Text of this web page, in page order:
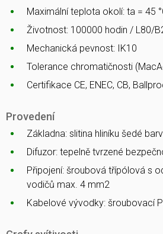
Maximální teplota okolí: ta = 45
Životnost: 100000 hodin / L80/
Mechanická pevnost: IK10
Tolerance chromatičnosti
Certifikace CE, ENEC, CB,
Provedení
Základna: slitina hliníku šedé
Difuzor: tepelně tvrzené
Připojení: šroubová třípólová s
vodičů max. 4 mm2
Kabelové vývodky: šroubovací